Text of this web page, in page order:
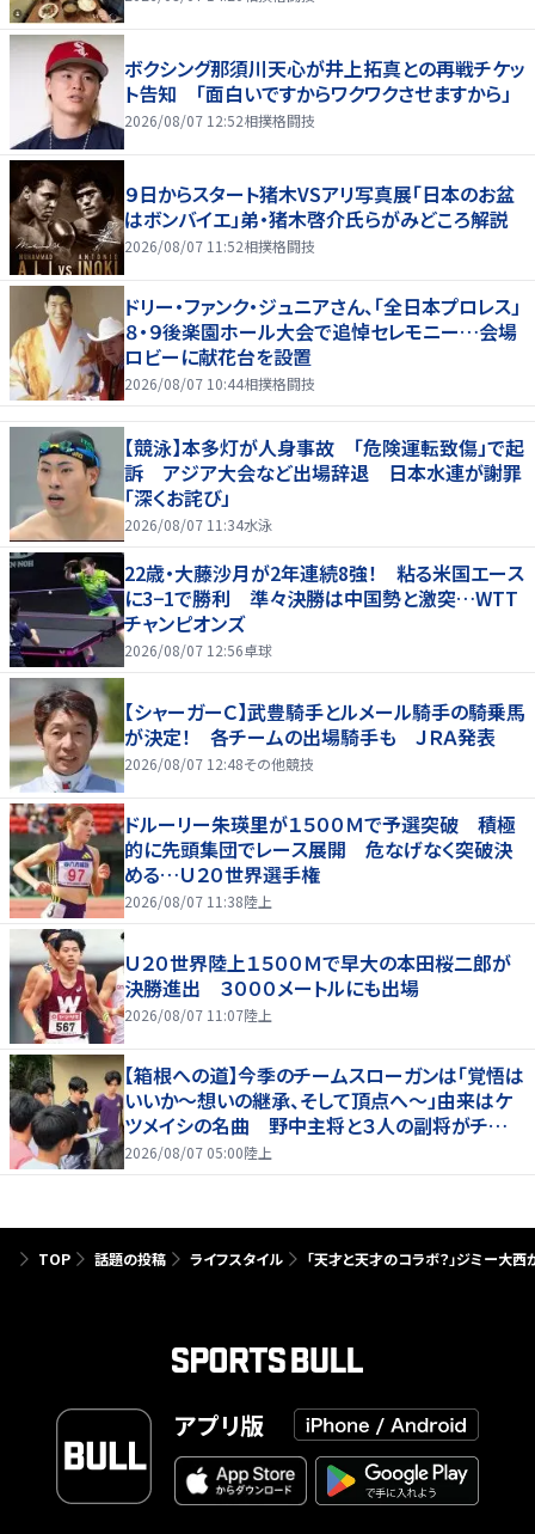
ボクシング那須川天心が井上拓真との再戦チケッ
ト告知 「面白いですからワクワクさせますから」
2026/08/07 12:52相撲格闘技
９日からスタート猪木VSアリ写真展「日本のお盆
はボンバイエ」弟・猪木啓介氏らがみどころ解説
2026/08/07 11:52相撲格闘技
ドリー・ファンク・ジュニアさん、「全日本プロレス」
８・９後楽園ホール大会で追悼セレモニー…会場
ロビーに献花台を設置
2026/08/07 10:44相撲格闘技
【競泳】本多灯が人身事故 「危険運転致傷」で起
訴 アジア大会など出場辞退 日本水連が謝罪
「深くお詫び」
2026/08/07 11:34水泳
22歳・大藤沙月が2年連続8強！ 粘る米国エース
に3−1で勝利 準々決勝は中国勢と激突…WTT
チャンピオンズ
2026/08/07 12:56卓球
【シャーガーＣ】武豊騎手とルメール騎手の騎乗馬
が決定！ 各チームの出場騎手も ＪＲＡ発表
2026/08/07 12:48その他競技
ドルーリー朱瑛里が１５００Ｍで予選突破 積極
的に先頭集団でレース展開 危なげなく突破決
める…Ｕ２０世界選手権
2026/08/07 11:38陸上
Ｕ２０世界陸上１５００Ｍで早大の本田桜二郎が
決勝進出 ３０００メートルにも出場
2026/08/07 11:07陸上
【箱根への道】今季のチームスローガンは「覚悟は
いいか～想いの継承、そして頂点へ～」由来はケ
ツメイシの名曲 野中主将と３人の副将がチーム
を引っ張る…夏合宿特集第１弾、国学院大
2026/08/07 05:00陸上
TOP 話題の投稿 ライフスタイル 「天才と天才のコラボ？」ジミー大
アプリ版